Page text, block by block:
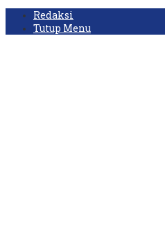
Redaksi
Tutup Menu